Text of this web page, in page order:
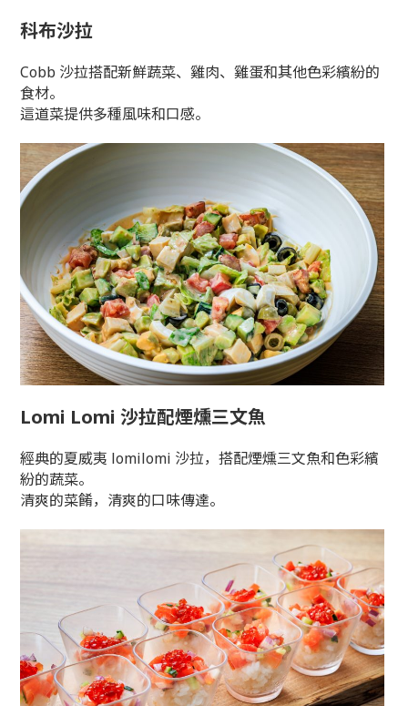
科布沙拉
Cobb 沙拉搭配新鮮蔬菜、雞肉、雞蛋和其他色彩繽紛的
食材。
這道菜提供多種風味和口感。
Lomi Lomi 沙拉配煙燻三文魚
經典的夏威夷 lomilomi 沙拉，搭配煙燻三文魚和色彩繽
紛的蔬菜。
清爽的菜餚，清爽的口味傳達。